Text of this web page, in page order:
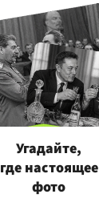
Угадайте,
где настоящее
фото